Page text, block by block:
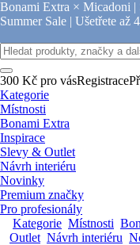
Bonami Extra × Micadoni |
Summer Sale | Ušetřete až
300 Kč pro vásRegistrace
Kategorie
Místnosti
Bonami Extra
Inspirace
Slevy & Outlet
Návrh interiéru
Novinky
Premium značky
Pro profesionály
Kategorie Místnosti
Outlet Návrh interiéru